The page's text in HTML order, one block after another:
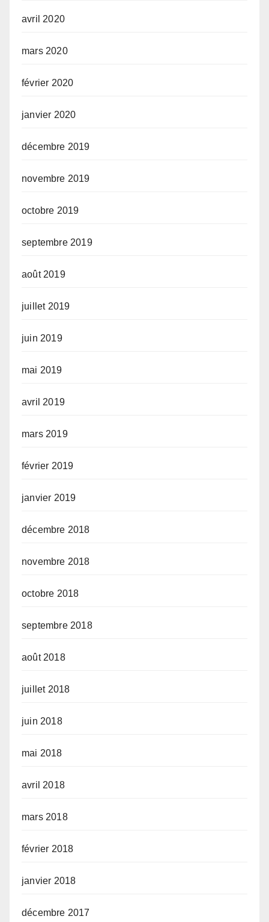
avril 2020
mars 2020
février 2020
janvier 2020
décembre 2019
novembre 2019
octobre 2019
septembre 2019
août 2019
juillet 2019
juin 2019
mai 2019
avril 2019
mars 2019
février 2019
janvier 2019
décembre 2018
novembre 2018
octobre 2018
septembre 2018
août 2018
juillet 2018
juin 2018
mai 2018
avril 2018
mars 2018
février 2018
janvier 2018
décembre 2017